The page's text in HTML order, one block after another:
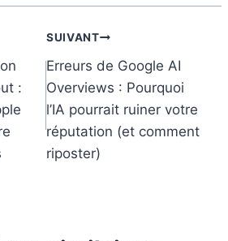
:
SUIVANT
Erreurs de Google AI
Overviews : Pourquoi
l’IA pourrait ruiner votre
réputation (et comment
riposter)